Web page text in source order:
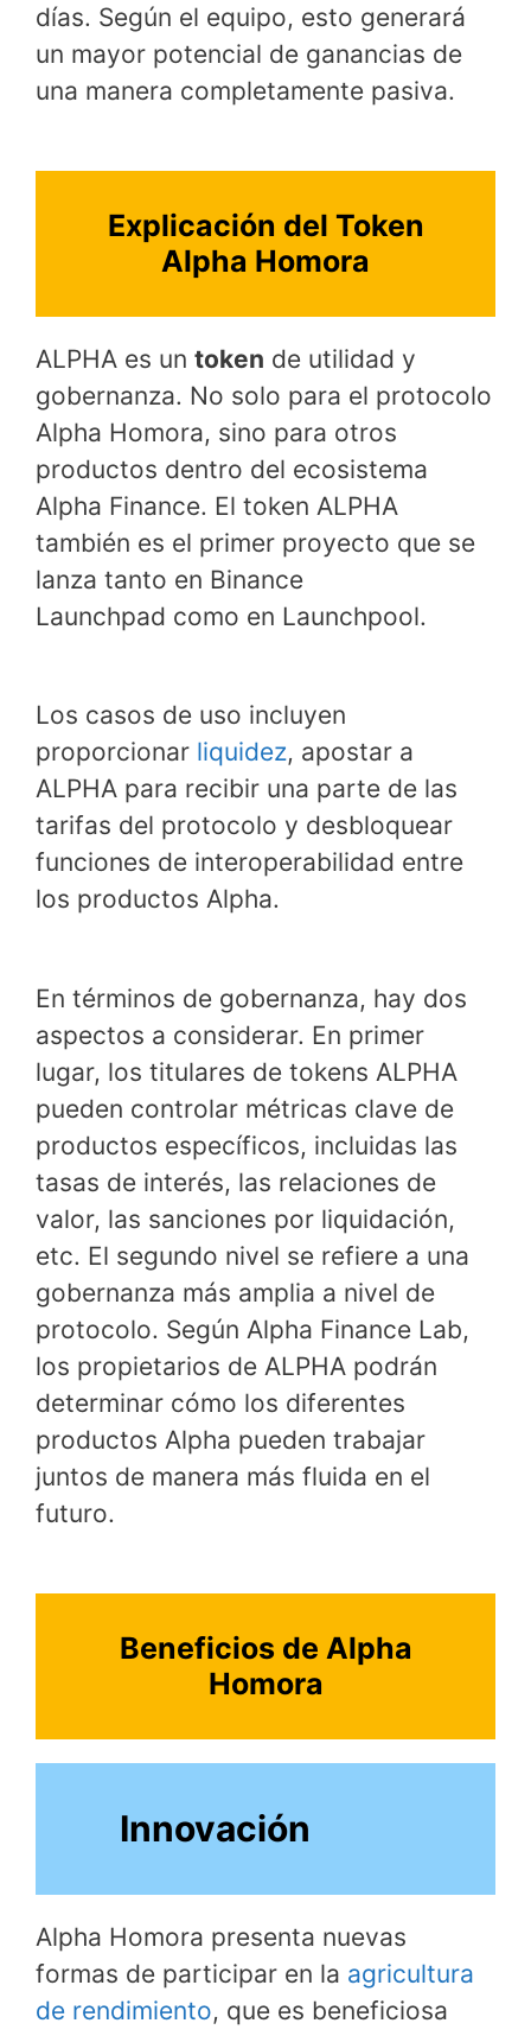
días. Según el equipo, esto generará
un mayor potencial de ganancias de
una manera completamente pasiva.
Explicación del Token
Alpha Homora
ALPHA es un token de utilidad y
gobernanza. No solo para el protocolo
Alpha Homora, sino para otros
productos dentro del ecosistema
Alpha Finance. El token ALPHA
también es el primer proyecto que se
lanza tanto en Binance
Launchpad como en Launchpool.
Los casos de uso incluyen
proporcionar liquidez, apostar a
ALPHA para recibir una parte de las
tarifas del protocolo y desbloquear
funciones de interoperabilidad entre
los productos Alpha.
En términos de gobernanza, hay dos
aspectos a considerar. En primer
lugar, los titulares de tokens ALPHA
pueden controlar métricas clave de
productos específicos, incluidas las
tasas de interés, las relaciones de
valor, las sanciones por liquidación,
etc. El segundo nivel se refiere a una
gobernanza más amplia a nivel de
protocolo. Según Alpha Finance Lab,
los propietarios de ALPHA podrán
determinar cómo los diferentes
productos Alpha pueden trabajar
juntos de manera más fluida en el
futuro.
Beneficios de Alpha
Homora
Innovación
Alpha Homora presenta nuevas
formas de participar en la agricultura
de rendimiento, que es beneficiosa